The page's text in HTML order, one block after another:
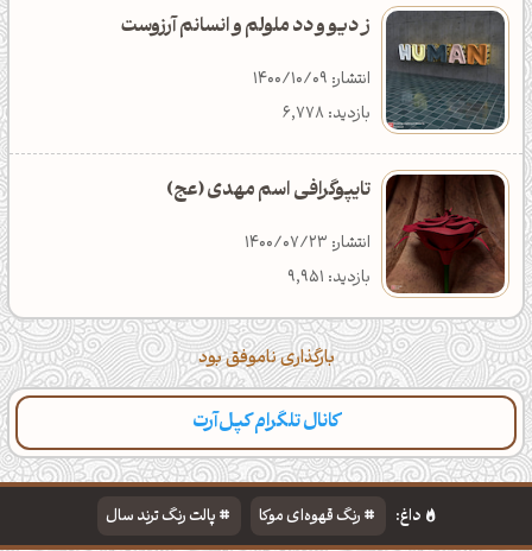
ز دیو و دد ملولم و انسانم آرزوست
انتشار: 1400/10/09
بازدید: 6,778
تایپوگرافی اسم مهدی (عج)
انتشار: 1400/07/23
بازدید: 9,951
بارگذاری ناموفق بود
کانال تلگرام کپل‌آرت
داغ: رنگ قهوه‌ای موکا
پالت رنگ ترند سال